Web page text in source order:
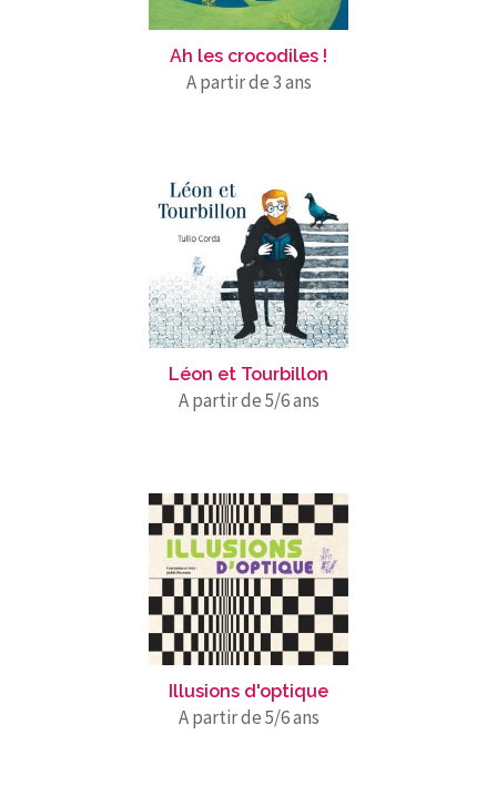
Ah les crocodiles !
A partir de 3 ans
Léon et Tourbillon
A partir de 5/6 ans
Illusions d'optique
A partir de 5/6 ans